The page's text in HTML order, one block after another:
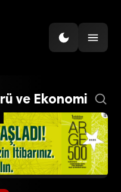
ve Ekonomi